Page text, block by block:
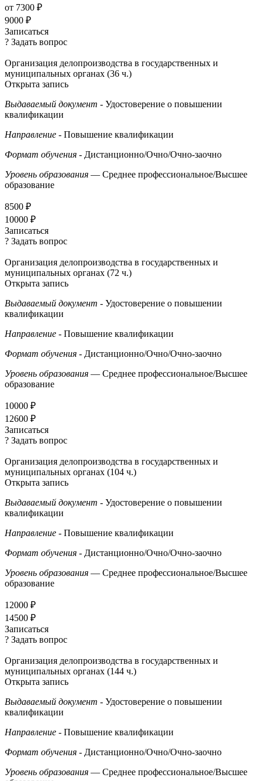
от 7300 ₽
9000 ₽
Записаться
? Задать вопрос
Организация делопроизводства в государственных и
муниципальных органах (36 ч.)
Открыта запись
Выдаваемый документ - Удостоверение о повышении
квалификации
Направление - Повышение квалификации
Формат обучения - Дистанционно/Очно/Очно-заочно
Уровень образования — Среднее профессиональное/Высшее
образование
8500 ₽
10000 ₽
Записаться
? Задать вопрос
Организация делопроизводства в государственных и
муниципальных органах (72 ч.)
Открыта запись
Выдаваемый документ - Удостоверение о повышении
квалификации
Направление - Повышение квалификации
Формат обучения - Дистанционно/Очно/Очно-заочно
Уровень образования — Среднее профессиональное/Высшее
образование
10000 ₽
12600 ₽
Записаться
? Задать вопрос
Организация делопроизводства в государственных и
муниципальных органах (104 ч.)
Открыта запись
Выдаваемый документ - Удостоверение о повышении
квалификации
Направление - Повышение квалификации
Формат обучения - Дистанционно/Очно/Очно-заочно
Уровень образования — Среднее профессиональное/Высшее
образование
12000 ₽
14500 ₽
Записаться
? Задать вопрос
Организация делопроизводства в государственных и
муниципальных органах (144 ч.)
Открыта запись
Выдаваемый документ - Удостоверение о повышении
квалификации
Направление - Повышение квалификации
Формат обучения - Дистанционно/Очно/Очно-заочно
Уровень образования — Среднее профессиональное/Высшее